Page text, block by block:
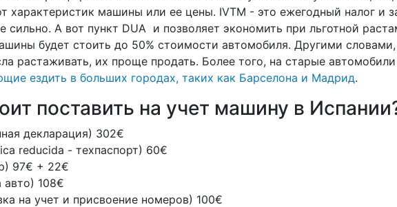
характеристик машины или ее цены. IVTM - это ежегодный налог и
сильно. А вот пункт DUA и позволяет экономить при льготной
будет стоить до 50% стоимости автомобиля. Другими
растаживать, их проще продать. Более того, на старые
ездить в больших городах, таких как Барселона и Мадрид.
поставить на учет машину в
декларация) 302€
reducida - техпаспорт) 60€
97€ + 22€
авто) 108€
на учет и присвоение номеров) 100€